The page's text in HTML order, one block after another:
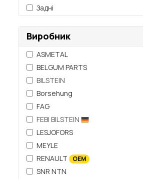
Задні
Виробник
ASMETAL
BELGUM PARTS
BILSTEIN
Borsehung
FAG
FEBI BILSTEIN
LESJOFORS
MEYLE
RENAULT
OEM
SNR NTN